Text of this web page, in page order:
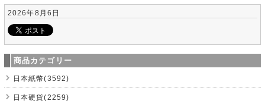
2026年8月6日
商品カテゴリー
日本紙幣(3592)
日本硬貨(2259)